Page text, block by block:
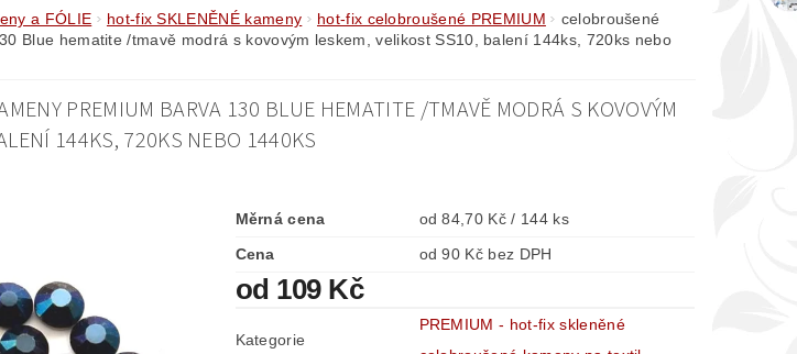
PŘÍSLUŠENSTVÍ DOPRODEJ A SLEVY GALERIE
NAPIŠTE NÁM KONTAKTY FA FASHION TUNING, S.R.O.
a FÓLIE hot-fix SKLENĚNÉ kameny hot-fix celobroušené PREMIUM
celobroušené
Blue hematite /tmavě modrá s kovovým leskem, velikost SS10, balení 144ks, 720ks nebo
PREMIUM BARVA 130 BLUE HEMATITE /TMAVĚ MODRÁ S KOVOVÝM
144KS, 720KS NEBO 1440KS
Měrná cena
od 84,70 Kč / 144 ks
Cena
od 90 Kč bez DPH
od 109 Kč
Kategorie
PREMIUM - hot-fix skleněné